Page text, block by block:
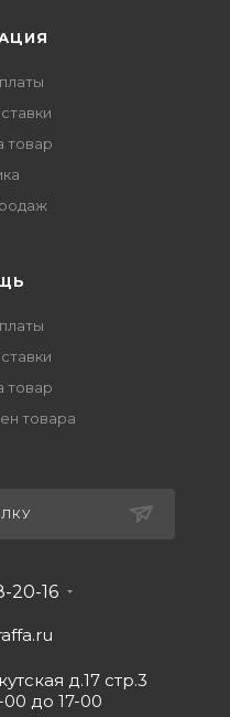
товар
товар
товара
20-16
д.17 стр.3
00 до 17-00